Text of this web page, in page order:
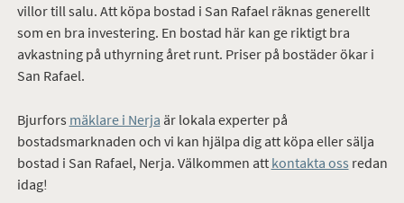
villor till salu. Att köpa bostad i San Rafael räknas generellt
som en bra investering. En bostad här kan ge riktigt bra
avkastning på uthyrning året runt. Priser på bostäder ökar i
San Rafael.
Bjurfors mäklare i Nerja är lokala experter på
bostadsmarknaden och vi kan hjälpa dig att köpa eller sälja
bostad i San Rafael, Nerja. Välkommen att kontakta oss redan
idag!